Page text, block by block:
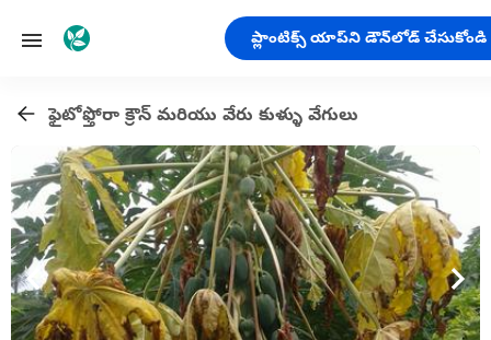
ప్లాంటిక్స్ యాప్‌ని డౌన్‌లోడ్ చేసుకోండి
ఫైటోఫ్తోరా క్రౌన్ మరియు వేరు కుళ్ళు వేగులు